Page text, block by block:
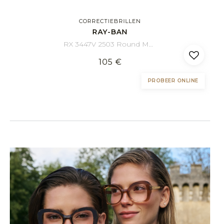
CORRECTIEBRILLEN
RAY-BAN
RX 3447V 2503 Round Metal 47/21
105 €
PROBEER ONLINE